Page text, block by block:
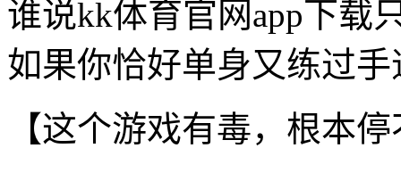
谁说kk体育官网app下载
如果你恰好单身又练过
【这个游戏有毒，根本